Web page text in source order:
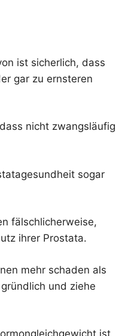
ist sicherlich, dass
gar zu ernsteren
nicht zwangsläufig
sogar
fälschlicherweise,
ihrer Prostata.
mehr schaden als
und ziehe